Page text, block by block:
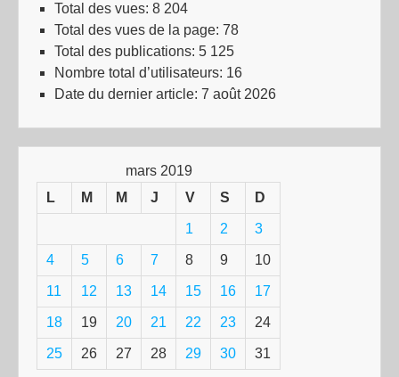
Total des vues: 8 204
Total des vues de la page: 78
Total des publications: 5 125
Nombre total d’utilisateurs: 16
Date du dernier article: 7 août 2026
mars 2019
L
M M J V S D
1 2 3
4 5 6 7 8 9 10
11 12 13 14 15 16 17
18 19 20 21 22 23 24
25 26 27 28 29 30 31